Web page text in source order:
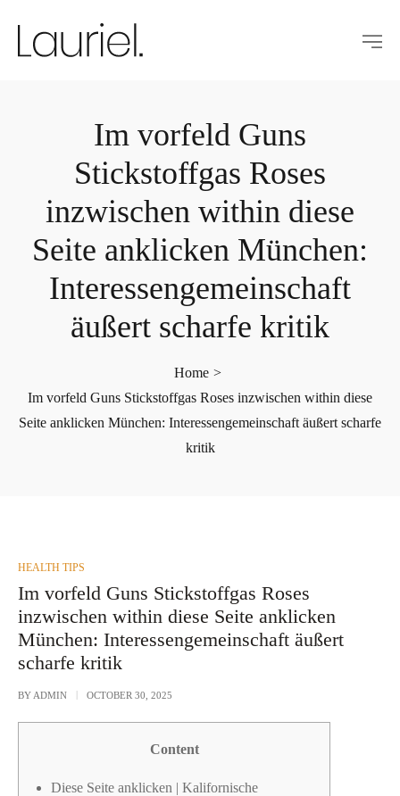
Im vorfeld Guns
Stickstoffgas Roses
inzwischen within diese
Seite anklicken München:
Interessengemeinschaft
äußert scharfe kritik
Home >
Im vorfeld Guns Stickstoffgas Roses inzwischen within diese
Seite anklicken München: Interessengemeinschaft äußert scharfe
kritik
POSTED
IN
HEALTH TIPS
Im vorfeld Guns Stickstoffgas Roses
inzwischen within diese Seite anklicken
München: Interessengemeinschaft äußert
scharfe kritik
BY ADMIN OCTOBER 30, 2025
Content
Diese Seite anklicken | Kalifornische